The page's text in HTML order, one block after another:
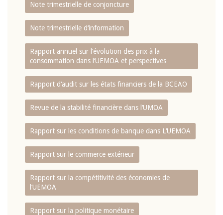
Note trimestrielle de conjoncture
Note trimestrielle d‘information
Rapport annuel sur l‘évolution des prix à la
consommation dans l‘UEMOA et perspectives
Rapport d‘audit sur les états financiers de la BCEAO
Revue de la stabilité financière dans l‘UMOA
Rapport sur les conditions de banque dans L‘UEMOA
Rapport sur le commerce extérieur
Rapport sur la compétitivité des économies de
l‘UEMOA
Rapport sur la politique monétaire